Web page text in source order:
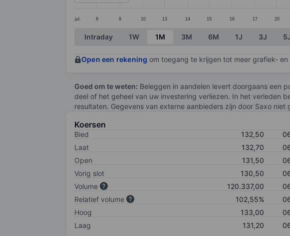
jul. 8 9 10 13 14 15 16 17 20
End of interactive chart.
Intraday 1W 1M 3M 6M 1J 3J
Open een rekening om toegang te krijgen tot meer grafiek- en
Goed om te weten: Beleggen in aandelen levert doorgaans een
deel of het geheel van uw investering verliezen. In het verleden
resultaten. Gegevens van externe aanbieders zijn door Saxo niet
Koersen
Bied 132,50
Laat
132,70
Open
131,50
Vorig slot
130,50
Volume
120.337,00
Relatief volume
102,55%
Hoog
133,00
Laag
131,20